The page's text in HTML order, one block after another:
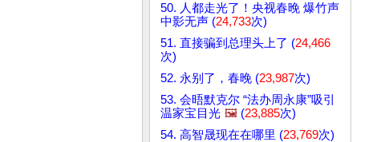
50. 人都走光了！央视春晚 爆竹声
中影无声 (24,733次)
51. 直接骗到总理头上了 (24,466
次)
52. 永别了，春晚 (23,987次)
53. 会晤默克尔 “法办周永康”吸引
温家宝目光 🖼️ (23,885次)
54. 高智晟现在在哪里 (23,769次)